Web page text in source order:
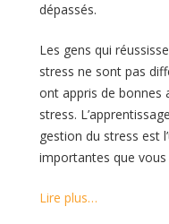
dépassés.
Les gens qui
stress ne sont pas
ont appris de bonnes
stress.
gestion du stress est
importantes que
Lire plus…